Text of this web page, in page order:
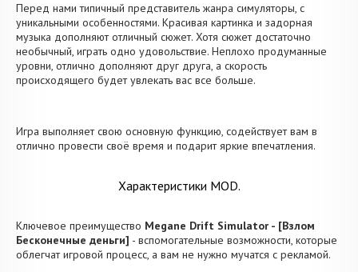
Перед нами типичный представитель жанра симуляторы, с
уникальными особенностями. Красивая картинка и задорная
музыка дополняют отличный сюжет. Хотя сюжет достаточно
необычный, играть одно удовольствие. Неплохо продуманные
уровни, отлично дополняют друг друга, а скорость
происходящего будет увлекать вас все больше.
Игра выполняет свою основную функцию, содействует вам в
отлично провести своё время и подарит яркие впечатления.
Характеристики MOD.
Ключевое преимущество Megane Drift Simulator - [Взлом
Бесконечные деньги] - вспомогательные возможности, которые
облегчат игровой процесс, а вам не нужно мучатся с рекламой.